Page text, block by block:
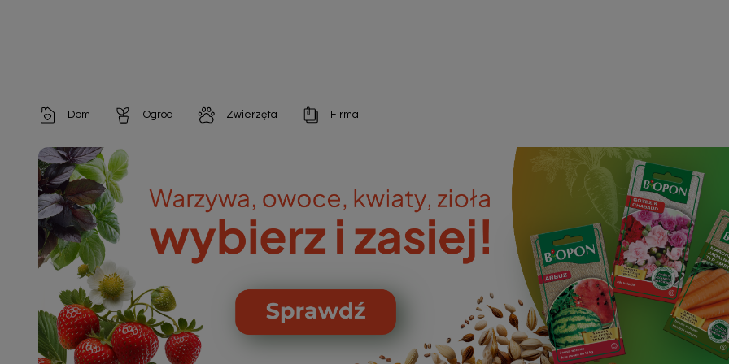
Dom
Artykuły dekoracyjne
Artykuły do pielęgnacji
Artykuły gospodarstwa domowego
Artykuły higieniczne
Artykuły jednorazowe
Artykuły opakowaniowe
Chemia gospodarcza
Ogród
Chemia do architektury ogrodowej
Chemia do oczek wodnych
Doniczki i pojemniki
Odstraszacze owadów
Odstraszacze zwierząt
Nawozy i preparaty
Narzędzia ogrodnicze
Nasiona
Zwierzęta
Karmy i Przekąski dla Kotów
Chusteczki nawilżane
Zobacz wszystkie
Firma
Artykuły opakowaniowe
